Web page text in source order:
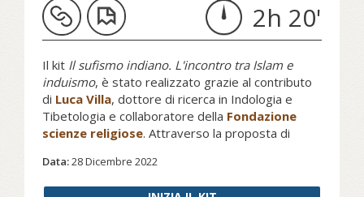
2h 20'
Il kit Il sufismo indiano. L'incontro tra Islam e
induismo, è stato realizzato grazie al contributo
di Luca Villa, dottore di ricerca in Indologia e
Tibetologia e collaboratore della Fondazione
scienze religiose. Attraverso la proposta di
mezzo di una prospettiva storica e socio-
culturale, il kit presenta le peculiarità delle
Data:28 Dicembre 2022